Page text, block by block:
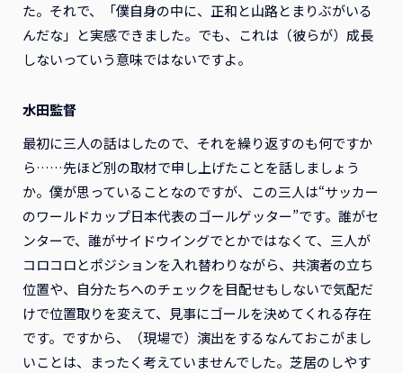
た。それで、「僕自身の中に、正和と山路とまりぶがいる
んだな」と実感できました。でも、これは（彼らが）成長
しないっていう意味ではないですよ。
水田監督
最初に三人の話はしたので、それを繰り返すのも何ですか
ら……先ほど別の取材で申し上げたことを話しましょう
か。僕が思っていることなのですが、この三人は“サッカー
のワールドカップ日本代表のゴールゲッター”です。誰がセ
ンターで、誰がサイドウイングでとかではなくて、三人が
コロコロとポジションを入れ替わりながら、共演者の立ち
位置や、自分たちへのチェックを目配せもしないで気配だ
けで位置取りを変えて、見事にゴールを決めてくれる存在
です。ですから、（現場で）演出をするなんておこがまし
いことは、まったく考えていませんでした。芝居のしやす